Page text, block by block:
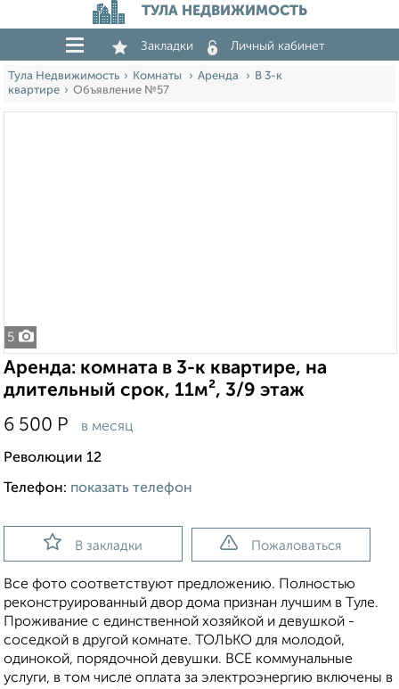
ТУЛА НЕДВИЖИМОСТЬ
Закладки Личный кабинет
Тула Недвижимость Комнаты Аренда
В 3-к
квартире
Объявление №57
5
Аренда: комната в 3-к квартире, на
длительный срок, 11м², 3/9 этаж
6 500 Р в месяц
Революции 12
Телефон: показать телефон
В закладки Пожаловаться
Все фото соответствуют предложению. Полностью
реконструированный двор дома признан лучшим в Туле.
Проживание с единственной хозяйкой и девушкой -
соседкой в другой комнате. ТОЛЬКО для молодой,
одинокой, порядочной девушки. ВСЕ коммунальные
услуги, в том числе оплата за электроэнергию включены в